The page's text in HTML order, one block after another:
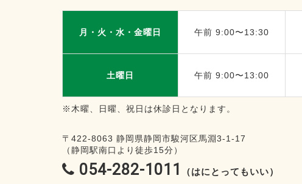
月・火・水・金曜日 午前 9:00〜13:30
土曜日 午前 9:00〜13:00
※木曜、日曜、祝日は休診日となります。
〒422-8063 静岡県静岡市駿河区馬淵3-1-17
（静岡駅南口より徒歩15分）
054-282-1011 （はにとってもいい）